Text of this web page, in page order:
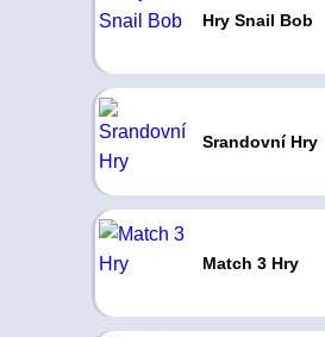
Hry Snail Bob
Srandovní Hry
Match 3 Hry